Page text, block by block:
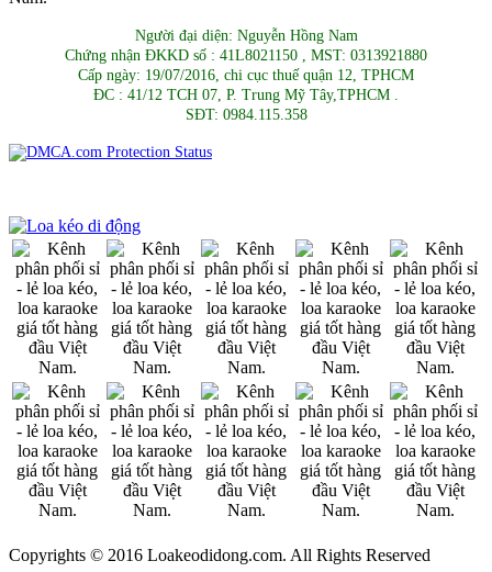
Người đại diện: Nguyễn Hồng Nam
Chứng nhận ĐKKD số : 41L8021150 , MST: 0313921880
Cấp ngày: 19/07/2016, chi cục thuế quận 12, TPHCM
ĐC : 41/12 TCH 07, P. Trung Mỹ Tây,TPHCM .
SĐT: 0984.115.358
Copyrights © 2016 Loakeodidong.com. All Rights Reserved